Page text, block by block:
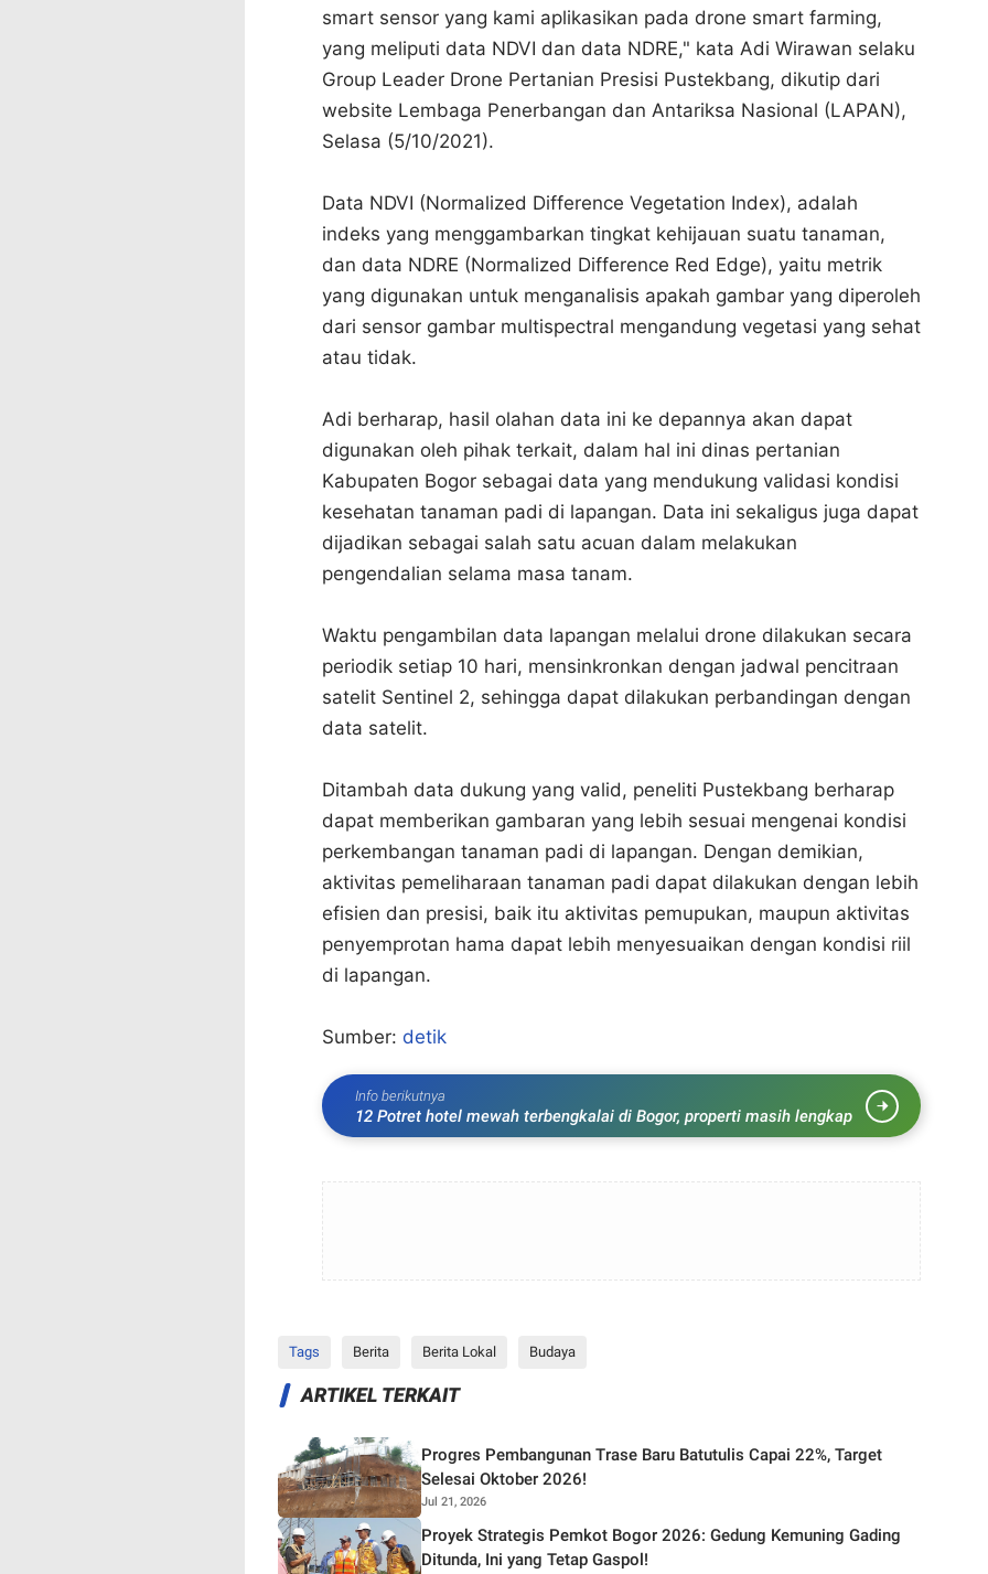
Bogor Lakukan Uji Drone Pintar untuk Pertanian
Bogor Channel
smart sensor yang kami aplikasikan pada drone smart farming,
yang meliputi data NDVI dan data NDRE," kata Adi Wirawan selaku
Group Leader Drone Pertanian Presisi Pustekbang, dikutip dari
website Lembaga Penerbangan dan Antariksa Nasional (LAPAN),
Selasa (5/10/2021).
Data NDVI (Normalized Difference Vegetation Index), adalah
indeks yang menggambarkan tingkat kehijauan suatu tanaman,
dan data NDRE (Normalized Difference Red Edge), yaitu metrik
yang digunakan untuk menganalisis apakah gambar yang diperoleh
dari sensor gambar multispectral mengandung vegetasi yang sehat
atau tidak.
Adi berharap, hasil olahan data ini ke depannya akan dapat
digunakan oleh pihak terkait, dalam hal ini dinas pertanian
Kabupaten Bogor sebagai data yang mendukung validasi kondisi
kesehatan tanaman padi di lapangan. Data ini sekaligus juga dapat
dijadikan sebagai salah satu acuan dalam melakukan
pengendalian selama masa tanam.
Waktu pengambilan data lapangan melalui drone dilakukan secara
periodik setiap 10 hari, mensinkronkan dengan jadwal pencitraan
satelit Sentinel 2, sehingga dapat dilakukan perbandingan dengan
data satelit.
Ditambah data dukung yang valid, peneliti Pustekbang berharap
dapat memberikan gambaran yang lebih sesuai mengenai kondisi
perkembangan tanaman padi di lapangan. Dengan demikian,
aktivitas pemeliharaan tanaman padi dapat dilakukan dengan lebih
efisien dan presisi, baik itu aktivitas pemupukan, maupun aktivitas
penyemprotan hama dapat lebih menyesuaikan dengan kondisi riil
di lapangan.
Sumber: detik
Info berikutnya
12 Potret hotel mewah terbengkalai di Bogor, properti masih lengkap
Tags Berita Berita Lokal Budaya
Bogor Lakukan Uji Drone Pintar untuk Pertanian
Bogor Channel
ARTIKEL TERKAIT
Progres Pembangunan Trase Baru Batutulis Capai 22%, Target
Selesai Oktober 2026!
Jul 21, 2026
Proyek Strategis Pemkot Bogor 2026: Gedung Kemuning Gading
Ditunda, Ini yang Tetap Gaspol!